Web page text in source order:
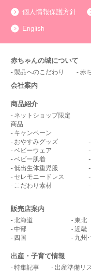
個人情報保護方針
English
赤ちゃんの城について
製品へのこだわり 赤
会社案内
商品紹介
ネットショップ限定
商品
キャンペーン
おやすみグッズ
ベビーウェア
ベビー肌着
低出生体重児服
セレモニードレス
こだわり素材
販売店案内
北海道 東北
中部
近畿
四国
九州
出産・子育て情報
特集記事 出産準備リ